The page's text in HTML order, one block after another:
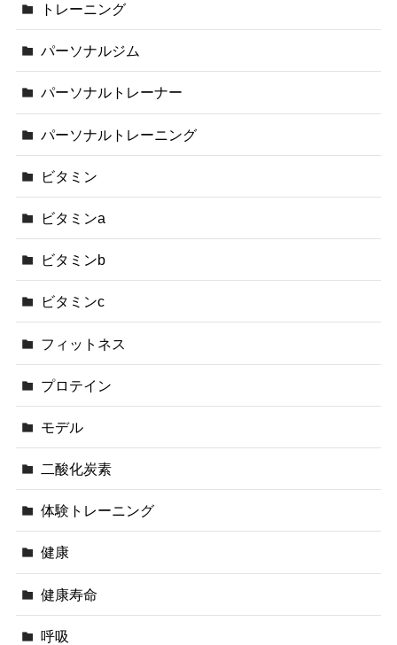
トレーニング
パーソナルジム
パーソナルトレーナー
パーソナルトレーニング
ビタミン
ビタミンa
ビタミンb
ビタミンc
フィットネス
プロテイン
モデル
二酸化炭素
体験トレーニング
健康
健康寿命
呼吸